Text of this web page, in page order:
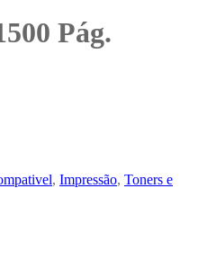
Pág.
, Impressão, Toners e